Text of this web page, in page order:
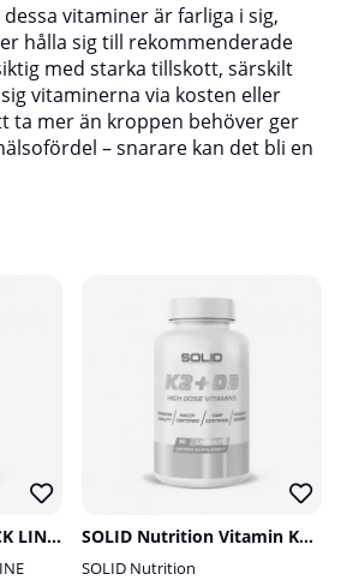
vitaminer är farliga i sig,
hålla sig till rekommenderade
med starka tillskott, särskilt
vitaminerna via kosten eller
ta mer än kroppen behöver ger
– snarare kan det bli en
SOLID Nutrition BLACK LINE Multi, 90 mega caps SOLID Nutrition Vitamin K2+D3, 90 caps
SOLID Nutrition